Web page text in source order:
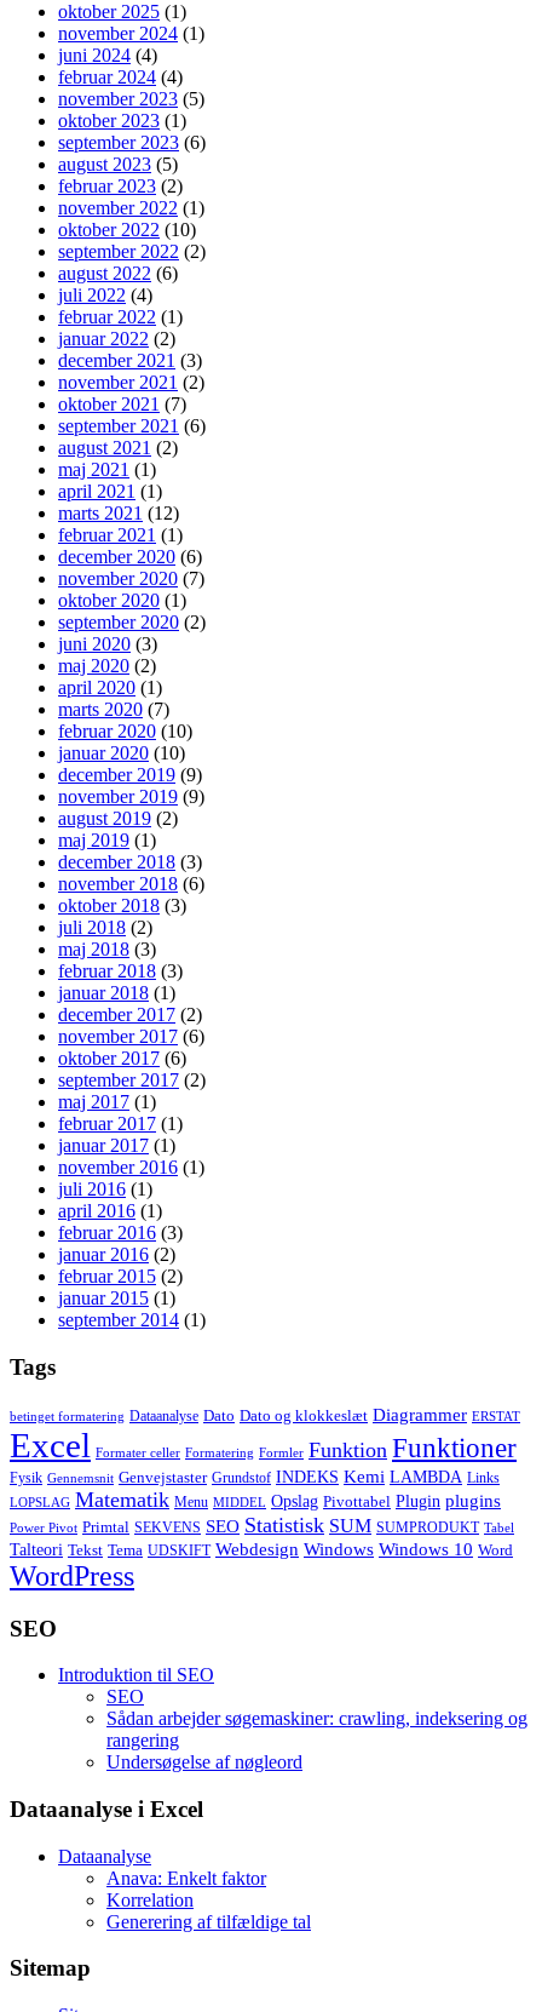
oktober 2025 (1)
november 2024 (1)
juni 2024 (4)
februar 2024 (4)
november 2023 (5)
oktober 2023 (1)
september 2023 (6)
august 2023 (5)
februar 2023 (2)
november 2022 (1)
oktober 2022 (10)
september 2022 (2)
august 2022 (6)
juli 2022 (4)
februar 2022 (1)
januar 2022 (2)
december 2021 (3)
november 2021 (2)
oktober 2021 (7)
september 2021 (6)
august 2021 (2)
maj 2021 (1)
april 2021 (1)
marts 2021 (12)
februar 2021 (1)
december 2020 (6)
november 2020 (7)
oktober 2020 (1)
september 2020 (2)
juni 2020 (3)
maj 2020 (2)
april 2020 (1)
marts 2020 (7)
februar 2020 (10)
januar 2020 (10)
december 2019 (9)
november 2019 (9)
august 2019 (2)
maj 2019 (1)
december 2018 (3)
november 2018 (6)
oktober 2018 (3)
juli 2018 (2)
maj 2018 (3)
februar 2018 (3)
januar 2018 (1)
december 2017 (2)
november 2017 (6)
oktober 2017 (6)
september 2017 (2)
maj 2017 (1)
februar 2017 (1)
januar 2017 (1)
november 2016 (1)
juli 2016 (1)
april 2016 (1)
februar 2016 (3)
januar 2016 (2)
februar 2015 (2)
januar 2015 (1)
september 2014 (1)
Tags
betinget formatering Dataanalyse Dato Dato og klokkeslæt Diagrammer ERSTAT
Excel Formater celler Formatering Formler Funktion Funktioner
Fysik Gennemsnit Genvejstaster Grundstof INDEKS Kemi LAMBDA Links
LOPSLAG Matematik Menu MIDDEL Opslag Pivottabel Plugin plugins
Power Pivot Primtal SEKVENS SEO Statistisk SUM SUMPRODUKT Tabel
Talteori Tekst Tema UDSKIFT Webdesign Windows Windows 10 Word
WordPress
SEO
Introduktion til SEO
SEO
Sådan arbejder søgemaskiner: crawling, indeksering og
rangering
Undersøgelse af nøgleord
Dataanalyse i Excel
Dataanalyse
Anava: Enkelt faktor
Korrelation
Generering af tilfældige tal
Sitemap